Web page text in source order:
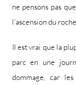
ne pensons pas
l’ascension du
Il est vrai que la
parc en une
dommage, car